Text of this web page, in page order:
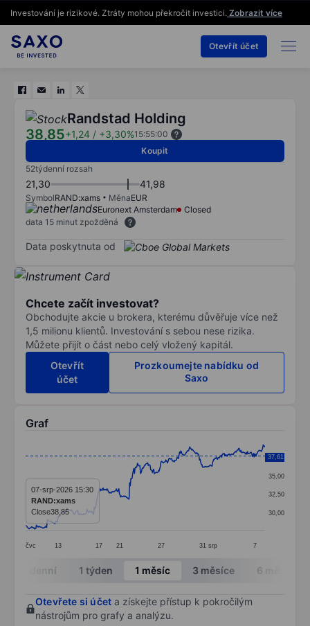
Investování je rizikové. Ztráty mohou překročit investici. Zobrazit více
Otevřít účet
Randstad Holding
38,85+1,24 / +3,30%15:55:00
Koupit
52týdenní rozsah
21,30 41,98
SymbolRAND:xams MěnaEUR
Euronext Amsterdam
Closed
data 15 minut zpožděná
Data poskytnuta od
Chcete začít investovat?
Obchodujte akcie u brokera, kterému důvěřuje více než
1,5 milionu klientů. Investování s sebou nese rizika.
Můžete přijít o část nebo celý vložený kapitál.
Otevřít
účet
Prozkoumejte nabídku od
Saxo
Graf
Line chart with 399 data points.
The chart has 1 X axis displaying categories.
The chart has 1 Y axis displaying values. Data
čvc 13 17 21 27 31 srp 7
30,00
32,50
35,00
37,50
37,61
07-srp-2026 15:30
RAND:xams
Close38,85
End of interactive chart.
Intradenní 1 týden 1 měsíc 3 měsíce 6 měsíců
Otevřete si účet a získejte přístup k pokročilým
nástrojům pro grafy a analýzu.